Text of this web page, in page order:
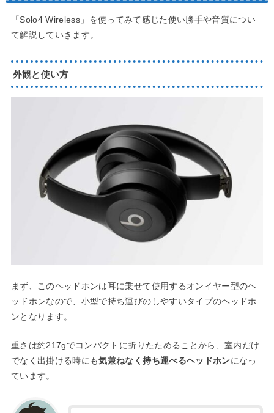
「Solo4 Wireless」を使ってみて感じた使い勝手や音質につい
て解説していきます。
外観と使い方
まず、このヘッドホンは耳に乗せて使用するオンイヤー型のヘ
ッドホンなので、小型で持ち運びのしやすいタイプのヘッドホ
ンとなります。
重さは約217gでコンパクトに折りたためることから、室内だけ
でなく出掛ける時にも気兼ねなく持ち運べるヘッドホンになっ
ています。